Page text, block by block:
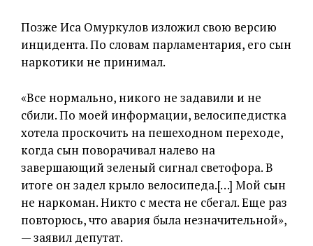
Позже Иса Омуркулов изложил свою версию
инцидента. По словам парламентария, его сын
наркотики не принимал.
«Все нормально, никого не задавили и не
сбили. По моей информации, велосипедистка
хотела проскочить на пешеходном переходе,
когда сын поворачивал налево на
завершающий зеленый сигнал светофора. В
итоге он задел крыло велосипеда.[…] Мой сын
не наркоман. Никто с места не сбегал. Еще раз
повторюсь, что авария была незначительной»,
— заявил депутат.